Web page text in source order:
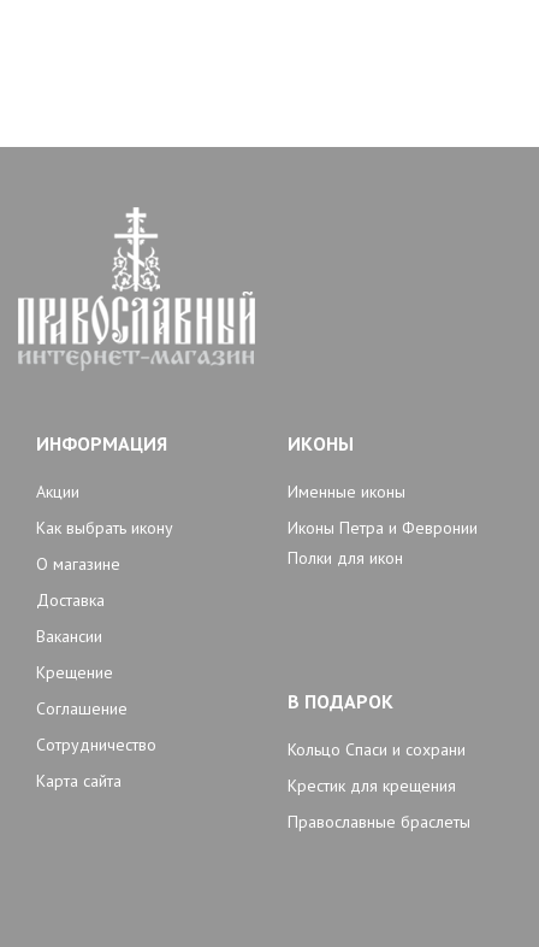
ИНФОРМАЦИЯ
Акции
Как выбрать икону
О магазине
Доставка
Вакансии
Крещение
Соглашение
Сотрудничество
Карта сайта
ИКОНЫ
Именные иконы
Иконы Петра и Февронии
Полки для икон
В ПОДАРОК
Кольцо Спаси и сохрани
Крестик для крещения
Православные браслеты